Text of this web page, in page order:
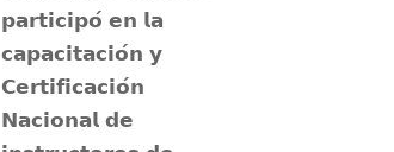
𝗽𝗮𝗿𝘁𝗶𝗰𝗶𝗽𝗼́ 𝗲𝗻 𝗹𝗮
𝗰𝗮𝗽𝗮𝗰𝗶𝘁𝗮𝗰𝗶𝗼́𝗻 𝘆
𝗖𝗲𝗿𝘁𝗶𝗳𝗶𝗰𝗮𝗰𝗶𝗼́𝗻
𝗡𝗮𝗰𝗶𝗼𝗻𝗮𝗹 𝗱𝗲